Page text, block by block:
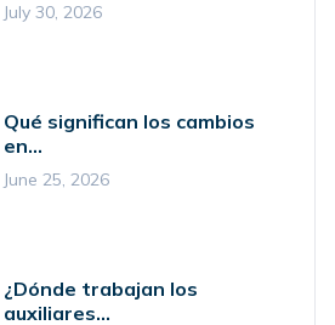
July 30, 2026
Qué significan los cambios
en...
June 25, 2026
¿Dónde trabajan los
auxiliares...